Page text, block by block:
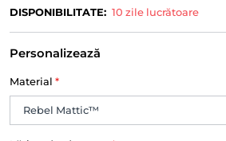
DISPONIBILITATE: 10 zile lucrătoare
Personalizează
Material *